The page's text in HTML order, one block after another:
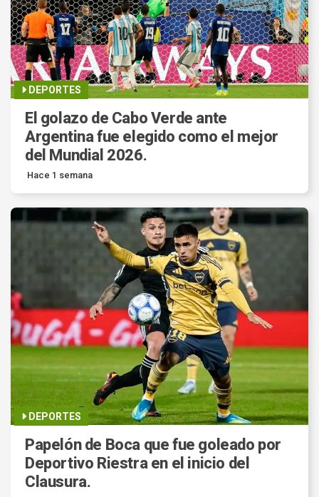
DEPORTES
El golazo de Cabo Verde ante
Argentina fue elegido como el mejor
del Mundial 2026.
Hace 1 semana
DEPORTES
Papelón de Boca que fue goleado por
Deportivo Riestra en el inicio del
Clausura.